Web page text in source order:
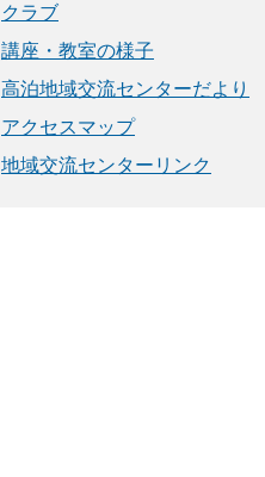
クラブ
講座・教室の様子
高泊地域交流センターだより
アクセスマップ
地域交流センターリンク